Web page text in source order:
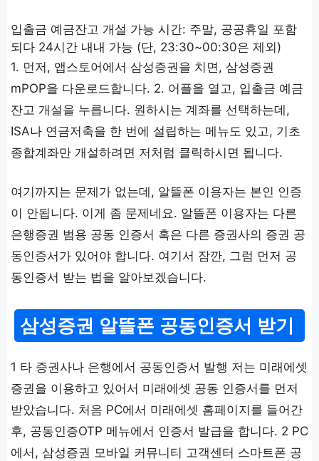
입출금 예금잔고 개설 가능 시간: 주말, 공공휴일 포함
되다 24시간 내내 가능 (단, 23:30~00:30은 제외)
1. 먼저, 앱스토어에서 삼성증권을 치면, 삼성증권
mPOP을 다운로드합니다. 2. 어플을 열고, 입출금 예금
잔고 개설을 누릅니다. 원하시는 계좌를 선택하는데,
ISA나 연금저축을 한 번에 설립하는 메뉴도 있고, 기초
종합계좌만 개설하려면 저처럼 클릭하시면 됩니다.
여기까지는 문제가 없는데, 알뜰폰 이용자는 본인 인증
이 안됩니다. 이게 좀 문제네요. 알뜰폰 이용자는 다른
은행증권 범용 공동 인증서 혹은 다른 증권사의 증권 공
동인증서가 있어야 합니다. 여기서 잠깐, 그럼 먼저 공
동인증서 받는 법을 알아보겠습니다.
삼성증권 알뜰폰 공동인증서 받기
1 타 증권사나 은행에서 공동인증서 발행 저는 미래에셋
증권을 이용하고 있어서 미래에셋 공동 인증서를 먼저
받았습니다. 처음 PC에서 미래에셋 홈페이지를 들어간
후, 공동인증OTP 메뉴에서 인증서 발급을 합니다. 2 PC
에서, 삼성증권 모바일 커뮤니티 고객센터 스마트폰 공